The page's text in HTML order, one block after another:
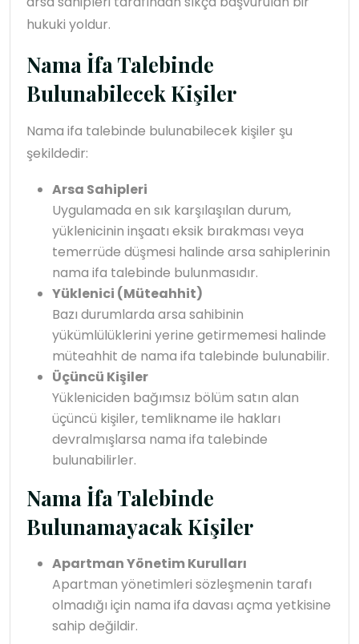
hukuki yoldur.
Nama İfa Talebinde
Bulunabilecek Kişiler
Nama ifa talebinde bulunabilecek kişiler şu
şekildedir:
Arsa Sahipleri
Uygulamada en sık karşılaşılan durum,
yüklenicinin inşaatı eksik bırakması veya
temerrüde düşmesi halinde arsa sahiplerinin
nama ifa talebinde bulunmasıdır.
Yüklenici (Müteahhit)
Bazı durumlarda arsa sahibinin
yükümlülüklerini yerine getirmemesi halinde
müteahhit de nama ifa talebinde bulunabilir.
Üçüncü Kişiler
Yükleniciden bağımsız bölüm satın alan
üçüncü kişiler, temlikname ile hakları
devralmışlarsa nama ifa talebinde
bulunabilirler.
Nama İfa Talebinde
Bulunamayacak Kişiler
Apartman Yönetim Kurulları
Apartman yönetimleri sözleşmenin tarafı
olmadığı için nama ifa davası açma yetkisine
sahip değildir.